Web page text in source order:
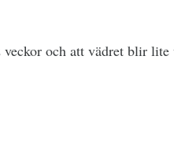
och att vädret blir lite